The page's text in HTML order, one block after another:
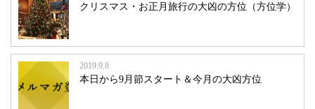
クリスマス・お正月旅行の大凶の方位（方位学）
2019.9.8
本日から9月節スタート＆今月の大凶方位